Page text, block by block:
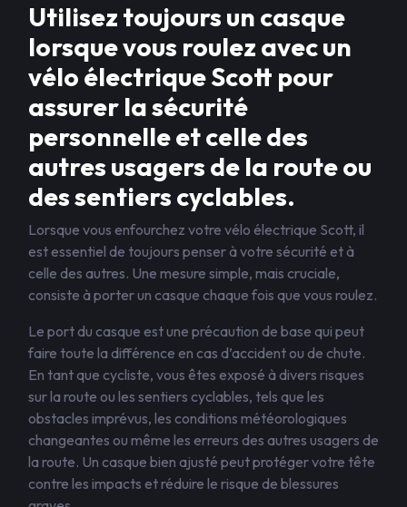
Utilisez toujours un casque
lorsque vous roulez avec un
vélo électrique Scott pour
assurer la sécurité
personnelle et celle des
autres usagers de la route ou
des sentiers cyclables.
Lorsque vous enfourchez votre vélo électrique Scott, il
est essentiel de toujours penser à votre sécurité et à
celle des autres. Une mesure simple, mais cruciale,
consiste à porter un casque chaque fois que vous roulez.
Le port du casque est une précaution de base qui peut
faire toute la différence en cas d’accident ou de chute.
En tant que cycliste, vous êtes exposé à divers risques
sur la route ou les sentiers cyclables, tels que les
obstacles imprévus, les conditions météorologiques
changeantes ou même les erreurs des autres usagers de
la route. Un casque bien ajusté peut protéger votre tête
contre les impacts et réduire le risque de blessures